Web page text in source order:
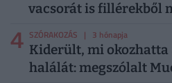
vacsorát is fillérekből
4 SZÓRAKOZÁS | 3 hónapja
Kiderült, mi okozhatta
halálát: megszólalt